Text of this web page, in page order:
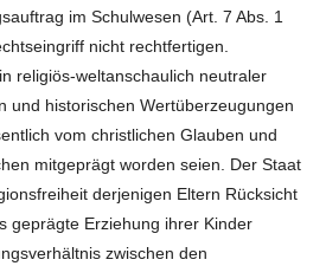
im Schulwesen (Art. 7 Abs. 1
nicht rechtfertigen.
religiös-weltanschaulich neutraler
und historischen Wertüberzeugungen
vom christlichen Glauben und
mitgeprägt worden seien. Der Staat
derjenigen Eltern Rücksicht
geprägte Erziehung ihrer Kinder
zwischen den